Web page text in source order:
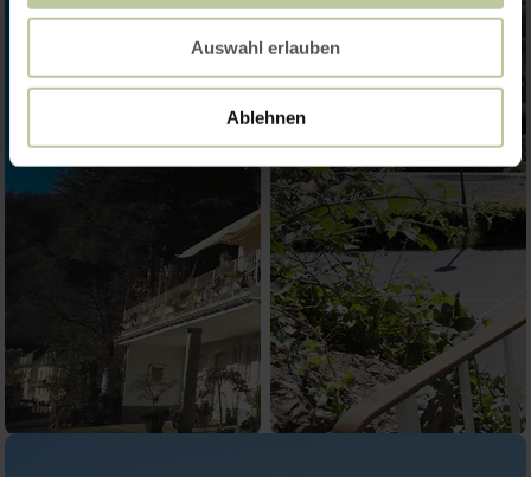
Auswahl erlauben
Ablehnen